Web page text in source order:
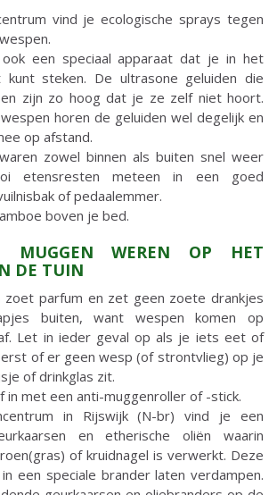
vind je ecologische sprays tegen
een speciaal apparaat dat je in het
kunt steken. De ultrasone geluiden die
zijn zo hoog dat je ze zelf niet hoort.
horen de geluiden wel degelijk en
op afstand.
zowel binnen als buiten snel weer
etensresten meteen in een goed
of pedaalemmer.
boven je bed.
MUGGEN WEREN OP HET
DE TUIN
zoet parfum en zet geen zoete drankjes
buiten, want wespen komen op
Let in ieder geval op als je iets eet of
of er geen wesp (of strontvlieg) op je
of drinkglas zit.
in met een anti-muggenroller of -stick.
in Rijswijk (N-br) vind je een
en etherische oliën waarin
of kruidnagel is verwerkt. Deze
een speciale brander laten verdampen.